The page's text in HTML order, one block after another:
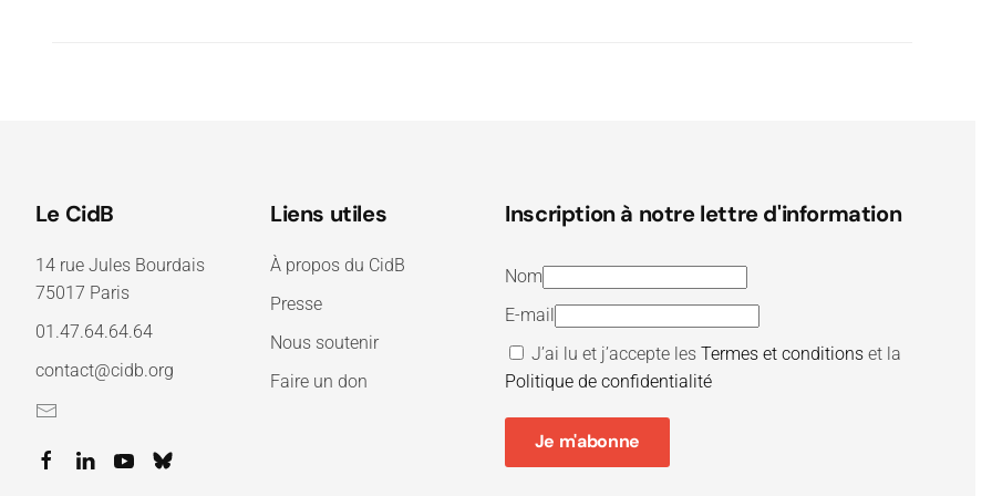
Le CidB
14 rue Jules Bourdais
75017 Paris
01.47.64.64.64
contact@cidb.org
Liens utiles
À propos du CidB
Presse
Nous soutenir
Faire un don
Inscription à notre lettre d'information
Nom
E-mail
J’ai lu et j’accepte lesTermes et conditions et la
Politique de confidentialité
Je m'abonne